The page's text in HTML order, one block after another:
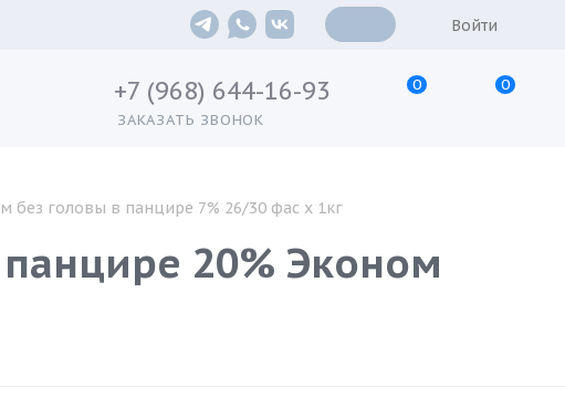
Войти
+7 (968) 644-16-93
ЗАКАЗАТЬ ЗВОНОК
0 0
без головы в панцире 7% 26/30 фас х 1кг
20% Эконом